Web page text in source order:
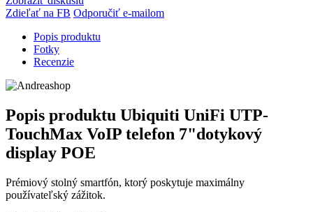
Zdieľať na FB Odporučiť e-mailom
Popis produktu
Fotky
Recenzie
Popis produktu Ubiquiti UniFi UTP-
TouchMax VoIP telefon 7"dotykový
display POE
Prémiový stolný smartfón, ktorý poskytuje maximálny
používateľský zážitok.